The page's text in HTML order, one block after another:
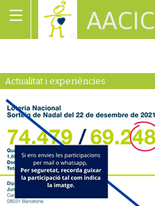
AACIC
Actualitat i experiències